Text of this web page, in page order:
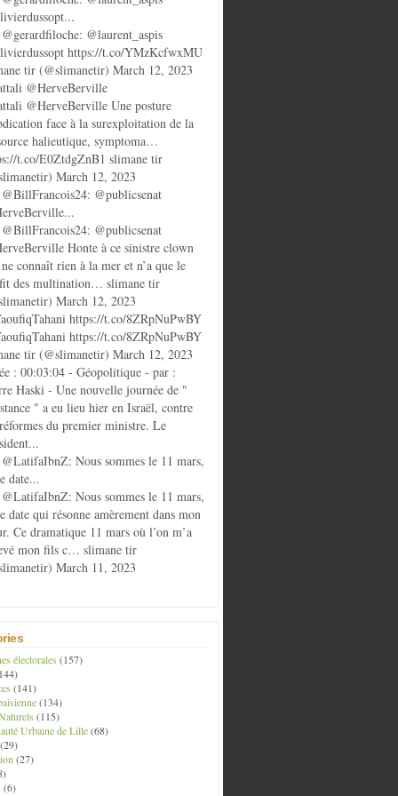
@laurent_aspis
https://t.co/YMzKcfwxMU
tir (@slimanetir) March 12, 2023
@HerveBerville
@HerveBerville Une posture
face à la surexploitation de la
halieutique, symptoma…
t.co/E0ZtdgZnB1 slimane tir
March 12, 2023
@publicsenat
@publicsenat
Honte à ce sinistre clown
connaît rien à la mer et n’a que le
des multination… slimane tir
March 12, 2023
https://t.co/8ZRpNuPwBY
https://t.co/8ZRpNuPwBY
tir (@slimanetir) March 12, 2023
: 00:03:04 - Géopolitique - par :
Haski - Une nouvelle journée de "
" a eu lieu hier en Israël, contre
du premier ministre. Le
Nous sommes le 11 mars,
date...
Nous sommes le 11 mars,
date qui résonne amèrement dans mon
Ce dramatique 11 mars où l’on m’a
mon fils c… slimane tir
March 11, 2023
électorales (157)
(141)
(134)
(115)
Urbaine de Lille(68)
(27)
(6)